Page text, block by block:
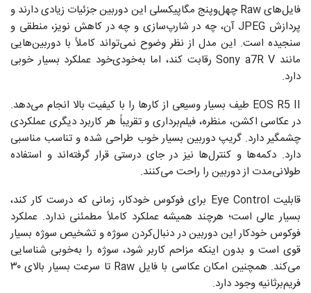
فایل‌های Raw چهل‌وپنج مگاپیکسلی این دوربین جزئیات زیادی دارند و
پردازش JPEG آن، چه در شارپ‌سازی و چه در کاهش نویز، منطقی و
سنجیده است. این مدل از نظر وضوح نمی‌تواند کاملاً با دوربین‌هایی
مانند Sony a7R V رقابت کند، اما به‌خودی‌خود عملکرد بسیار خوبی
دارد.
EOS R5 II طیف بسیار وسیعی از کارها را با کیفیت بالا انجام می‌دهد.
در عکاسی اکشن، منظره، فیلم‌برداری و تقریباً هر کاربرد دیگری عملکردی
چشمگیر دارد. گریپ دوربین بسیار خوب طراحی شده و تناسب مناسبی
دارد. دکمه‌ها و کنترل‌ها نیز در جای درستی قرار گرفته‌اند و استفاده
طولانی‌مدت از دوربین را راحت می‌کنند.
قابلیت Eye Control برای فوکوس خودکار، زمانی که درست کار کند،
بسیار عالی است؛ هرچند همیشه عملکرد کاملاً مطمئنی ندارد. عملکرد
فوکوس خودکار این دوربین در دنبال‌کردن سوژه و تشخیص سوژه بسیار
قوی است و بدون اینکه مزاحم کاربر شود، سوژه را به‌خوبی شناسایی
می‌کند. همچنین امکان عکاسی با فایل Raw تا سرعت بسیار بالای ۳۰
فریم‌برثانیه وجود دارد.